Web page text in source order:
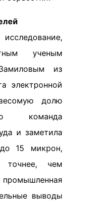
ученым
из
электронной
долю
команда
и заметила
15 микрон,
чем
выводы